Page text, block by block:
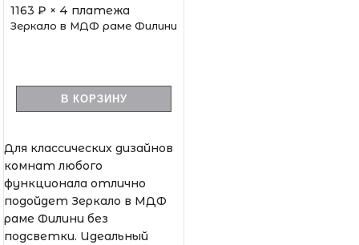
1163 ₽ × 4 платежа
Зеркало в МДФ раме Филини
В КОРЗИНУ
Для классических дизайнов
комнат любого
функционала отлично
подойдет Зеркало в МДФ
раме Филини без
подсветки. Идеальный